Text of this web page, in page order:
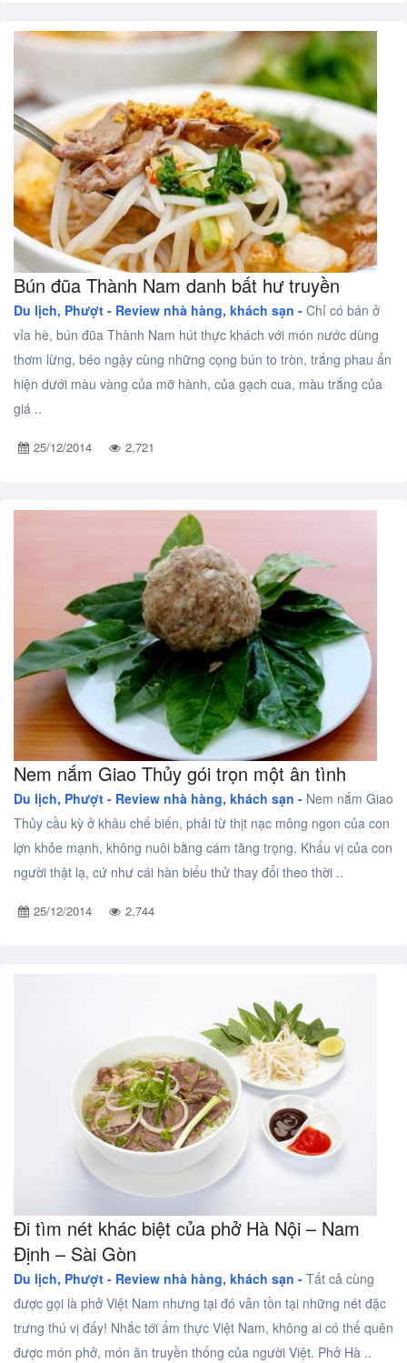
Bún đũa Thành Nam danh bất hư truyền
Du lịch, Phượt - Review nhà hàng, khách sạn - Chỉ có bán ở
vỉa hè, bún đũa Thành Nam hút thực khách với món nước dùng
thơm lừng, béo ngậy cùng những cọng bún to tròn, trắng phau ẩn
hiện dưới màu vàng của mỡ hành, của gạch cua, màu trắng của
giá ..
25/12/2014 2,721
Nem nắm Giao Thủy gói trọn một ân tình
Du lịch, Phượt - Review nhà hàng, khách sạn - Nem nắm Giao
Thủy cầu kỳ ở khâu chế biến, phải từ thịt nạc mông ngon của con
lợn khỏe mạnh, không nuôi bằng cám tăng trọng. Khẩu vị của con
người thật lạ, cứ như cái hàn biểu thử thay đổi theo thời ..
25/12/2014 2,744
Đi tìm nét khác biệt của phở Hà Nội – Nam
Định – Sài Gòn
Du lịch, Phượt - Review nhà hàng, khách sạn - Tất cả cùng
được gọi là phở Việt Nam nhưng tại đó vẫn tồn tại những nét đặc
trưng thú vị đấy! Nhắc tới ẩm thực Việt Nam, không ai có thể quên
được món phở, món ăn truyền thống của người Việt. Phở Hà ..